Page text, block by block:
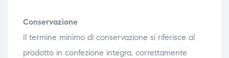
Conservazione
Il termine minimo di conservazione si riferisce al
prodotto in confezione integra, correttamente